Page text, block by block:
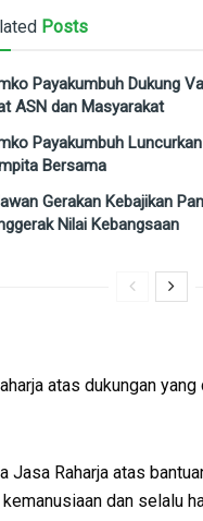
Posts
Payakumbuh Dukung
ASN dan Masyarakat
Payakumbuh
Bersama
Gerakan Kebajikan
Nilai Kebangsaan
atas dukungan yang
Jasa Raharja atas
dan selalu